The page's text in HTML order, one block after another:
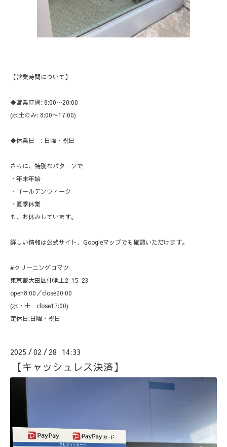
【営業時間について】
◆営業時間: 8:00〜20:00
(水土のみ: 8:00〜17:00)
◆休業日 : 日曜・祝日
さらに、特別なパターンで
・年末年始
・ゴールデンウィーク
・夏季休業
も、お休みしています。
詳しい情報は公式サイト、Googleマップでも確認いただけます。
#クリーニングコマツ
東京都大田区仲池上2-15-23
open8:00／close20:00
(水・土 close17:00)
定休日:日曜・祝日
2025 /02 / 28 14:33
【キャッシュレス決済】